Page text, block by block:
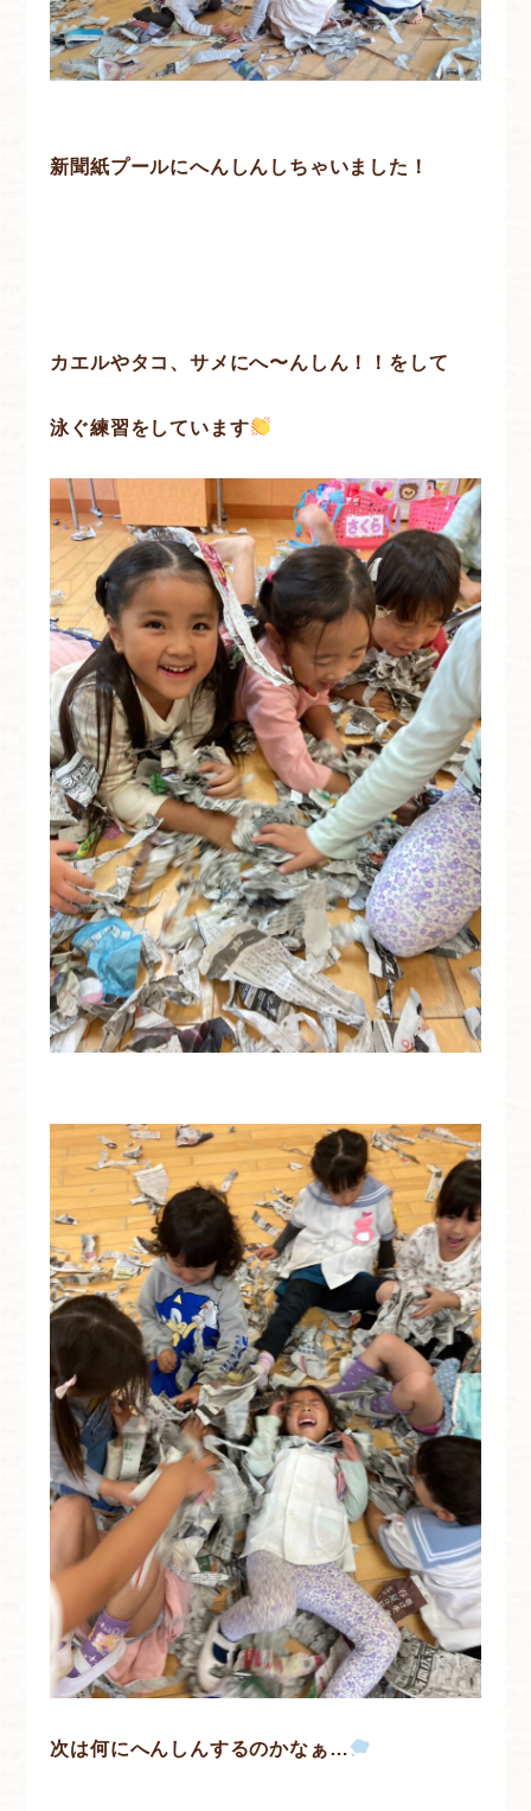
新聞紙プールにへんしんしちゃいました！
カエルやタコ、サメにへ〜んしん！！をして
泳ぐ練習をしています
次は何にへんしんするのかなぁ…